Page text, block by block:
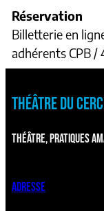
Réservation
Billetterie en
adhérents CPB
THÉÂTRE DU
THÉÂTRE, PRATIQUES
ADRESSE